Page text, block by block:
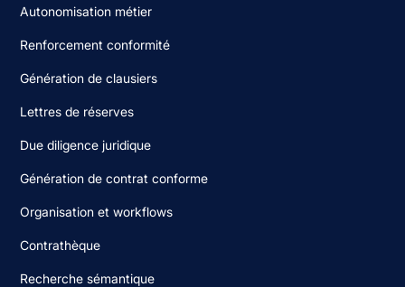
Autonomisation métier
Renforcement conformité
Génération de clausiers
Lettres de réserves
Due diligence juridique
Génération de contrat conforme
Organisation et workflows
Contrathèque
Recherche sémantique